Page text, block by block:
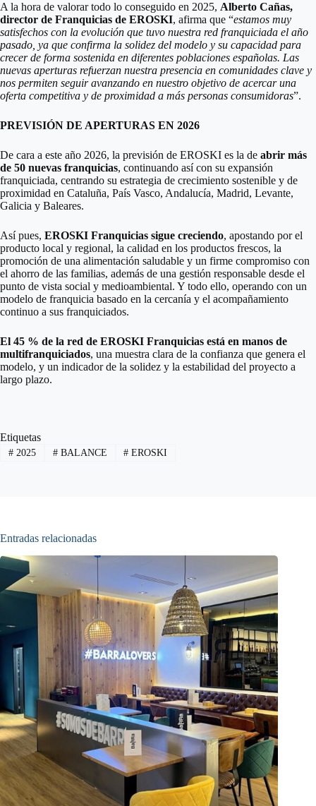
A la hora de valorar todo lo conseguido en 2025, Alberto Cañas,
director de Franquicias de EROSKI, afirma que “estamos muy
satisfechos con la evolución que tuvo nuestra red franquiciada el año
pasado, ya que confirma la solidez del modelo y su capacidad para
crecer de forma sostenida en diferentes poblaciones españolas. Las
nuevas aperturas refuerzan nuestra presencia en comunidades clave y
nos permiten seguir avanzando en nuestro objetivo de acercar una
oferta competitiva y de proximidad a más personas consumidoras”.
PREVISIÓN DE APERTURAS EN 2026
De cara a este año 2026, la previsión de EROSKI es la de abrir más
de 50 nuevas franquicias, continuando así con su expansión
franquiciada, centrando su estrategia de crecimiento sostenible y de
proximidad en Cataluña, País Vasco, Andalucía, Madrid, Levante,
Galicia y Baleares.
Así pues, EROSKI Franquicias sigue creciendo, apostando por el
producto local y regional, la calidad en los productos frescos, la
promoción de una alimentación saludable y un firme compromiso con
el ahorro de las familias, además de una gestión responsable desde el
punto de vista social y medioambiental. Y todo ello, operando con un
modelo de franquicia basado en la cercanía y el acompañamiento
continuo a sus franquiciados.
El 45 % de la red de EROSKI Franquicias está en manos de
multifranquiciados, una muestra clara de la confianza que genera el
modelo, y un indicador de la solidez y la estabilidad del proyecto a
largo plazo.
Etiquetas
#2025 #BALANCE # EROSKI
Entradas relacionadas